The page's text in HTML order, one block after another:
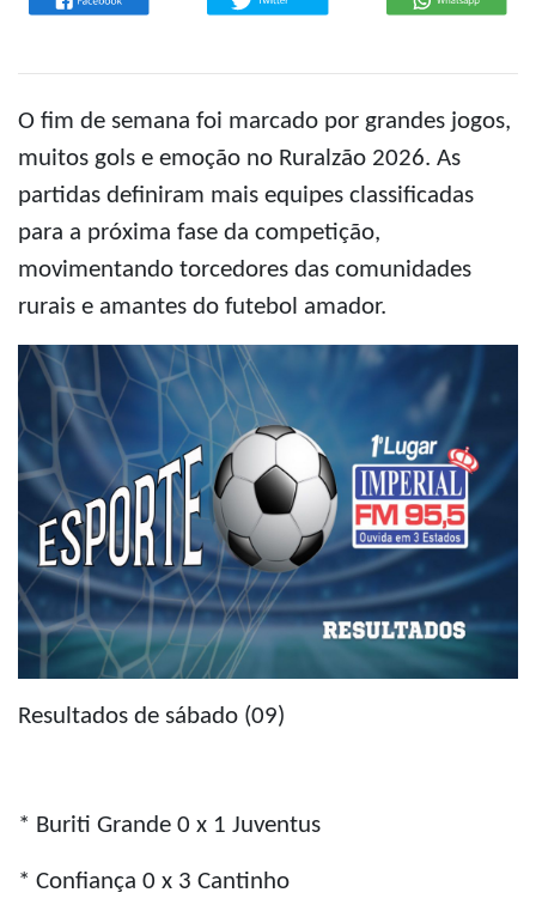
O fim de semana foi marcado por grandes jogos,
muitos gols e emoção no Ruralzão 2026. As
partidas definiram mais equipes classificadas
para a próxima fase da competição,
movimentando torcedores das comunidades
rurais e amantes do futebol amador.
Resultados de sábado (09)
* Buriti Grande 0 x 1 Juventus
* Confiança 0 x 3 Cantinho